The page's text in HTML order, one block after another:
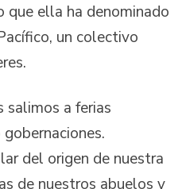
que ella ha denominado
un colectivo
salimos a ferias
del origen de nuestra
de nuestros abuelos y